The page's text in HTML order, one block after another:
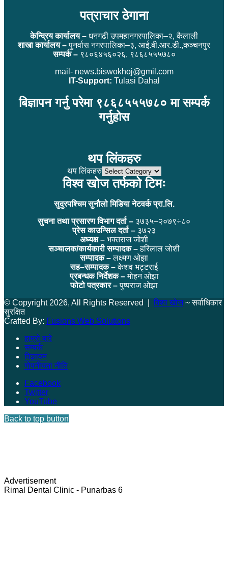
पत्राचार ठेगाना
केन्द्रिय कार्यालय – धनगढी उपमहानगरपालिका–२, कैलाली
शाखा कार्यालय –पुनर्वास नगरपालिका–३, आई.बी.आर.डी.,कञ्चनपुर
सम्पर्क –९८०६४५६०२६, ९८६८५५५७८०
mail- news.biswokhoj@gmil.com
IT-Support: Tulasi Dahal
बिज्ञापन गर्नु परेमा ९८६८५५५७८० मा सम्पर्क
गर्नुहोस
थप लिंकहरु
थप लिंकहरु
विश्व खोज तर्फको टिमः
सुदुरपश्चिम सुनौलो मिडिया नेटवर्क प्रा.लि.
सुचना तथा प्रसारण विभाग दर्ता – ३७३५–२०७९÷८०
प्रेस काउन्सिल दर्ता – ३७२३
अध्यक्ष – भक्तराज जोशी
सञ्चालक/कार्यकारी सम्पादक –हरिलाल जोशी
सम्पादक –लक्ष्मण ओझा
सह–सम्पादक –केशव भट्टराई
प्रबन्धक निर्देशक –मोहन ओझा
फोटो पत्रकार –पुष्पराज ओझा
© Copyright 2026, All Rights Reserved | विश्व खोज~ सर्वाधिकार
सुरक्षित
Crafted By: Fusions Web Solutions
हाम्रो बारे
सम्पर्क
विज्ञापन
गोपनीयता नीति
Facebook
Twitter
YouTube
Back to top button
Advertisement
Rimal Dental Clinic - Punarbas 6